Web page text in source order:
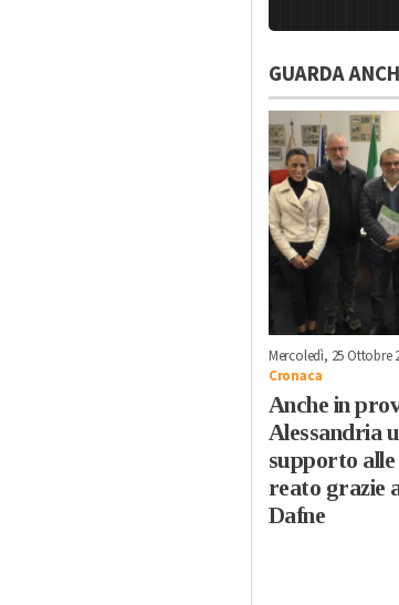
GUARDA
Mercoledì, 25 Ottobre
Cronaca
Anche in
Alessandria
supporto
reato grazie
Dafne